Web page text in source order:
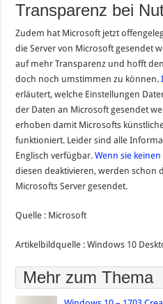
Transparenz bei
Zudem hat Microsoft jetzt
die Server von Microsoft gesendet
auf mehr Transparenz und hofft
doch noch umstimmen zu können.
erläutert, welche Einstellungen
der Daten an Microsoft gesendet
erhoben damit Microsofts
funktioniert. Leider sind alle
Englisch verfügbar.Wenn sie
diesen deaktivieren, werden schon
Microsofts Server gesendet.
Quelle : Microsoft
Artikelbildquelle : Windows 10
Mehr zum Thema